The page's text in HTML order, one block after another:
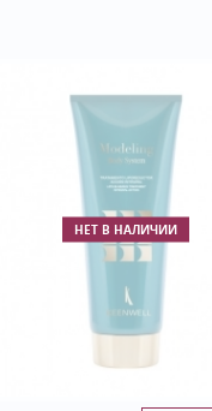
НЕТ В НАЛИЧИИ